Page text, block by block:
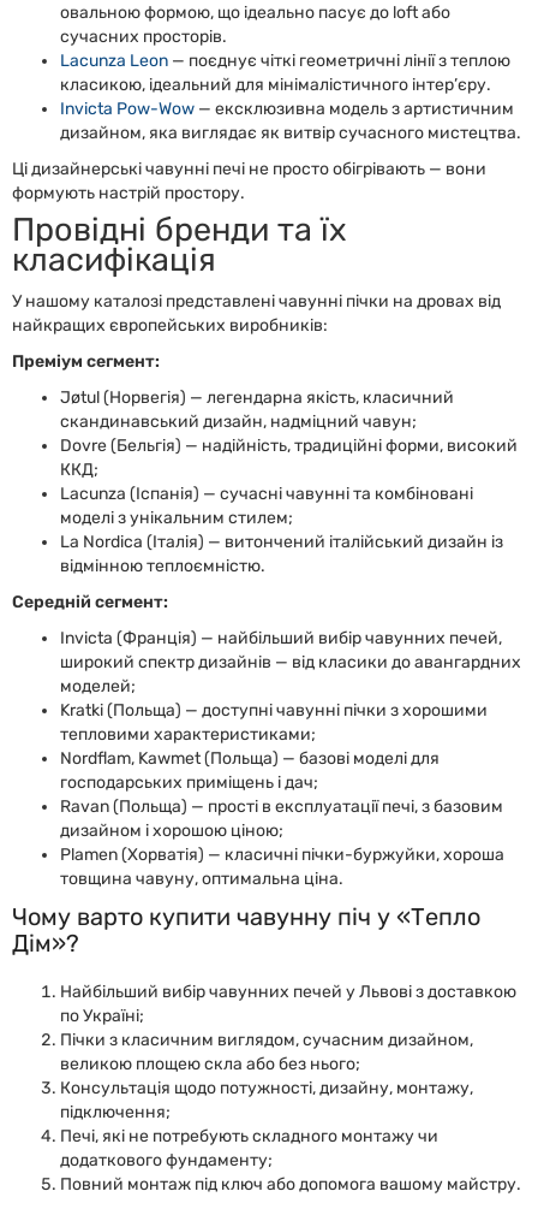
овальною формою, що ідеально пасує до loft або
сучасних просторів.
Lacunza Leon — поєднує чіткі геометричні лінії з теплою
класикою, ідеальний для мінімалістичного інтер’єру.
Invicta Pow-Wow — ексклюзивна модель з артистичним
дизайном, яка виглядає як витвір сучасного мистецтва.
Ці дизайнерські чавунні печі не просто обігрівають — вони
формують настрій простору.
Провідні бренди та їх
класифікація
У нашому каталозі представлені чавунні пічки на дровах від
найкращих європейських виробників:
Преміум сегмент:
Jøtul (Норвегія) — легендарна якість, класичний
скандинавський дизайн, надміцний чавун;
Dovre (Бельгія) — надійність, традиційні форми, високий
ККД;
Lacunza (Іспанія) — сучасні чавунні та комбіновані
моделі з унікальним стилем;
La Nordica (Італія) — витончений італійський дизайн із
відмінною теплоємністю.
Середній сегмент:
Invicta (Франція) — найбільший вибір чавунних печей,
широкий спектр дизайнів — від класики до авангардних
моделей;
Kratki (Польща) — доступні чавунні пічки з хорошими
тепловими характеристиками;
Nordflam, Kawmet (Польща) — базові моделі для
господарських приміщень і дач;
Ravan (Польща) — прості в експлуатації печі, з базовим
дизайном і хорошою ціною;
Plamen (Хорватія) — класичні пічки-буржуйки, хороша
товщина чавуну, оптимальна ціна.
Чому варто купити чавунну піч у «Тепло
Дім»?
Найбільший вибір чавунних печей у Львові з доставкою
по Україні;
Пічки з класичним виглядом, сучасним дизайном,
великою площею скла або без нього;
Консультація щодо потужності, дизайну, монтажу,
підключення;
Печі, які не потребують складного монтажу чи
додаткового фундаменту;
Повний монтаж під ключ або допомога вашому майстру.